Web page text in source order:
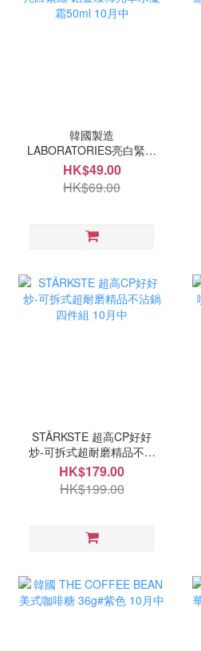
韓國製造
LABORATORIES亮白緊緻
鉑金臻稀光萃水凝霜50ml
10月中
HK$49.00
HK$69.00
STÄRKSTE 超高CP好好
炒-可拆式超耐磨精品不沾
鍋四件組 10月中
HK$179.00
HK$199.00